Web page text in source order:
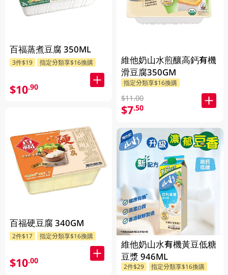
百福蒸煮豆腐 350ML
3件$19 指定分類享$16換購
$10.90
百福硬豆腐 340GM
2件$17 指定分類享$16換購
$10.00
維他奶山水煎釀高鈣有機
滑豆腐350GM
指定分類享$16換購
$11.00
$7.50
維他奶山水有機黃豆低糖
豆漿 946ML
2件$29 指定分類享$16換購